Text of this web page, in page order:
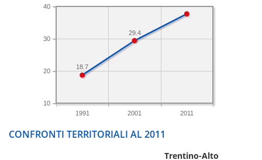
1991 2001 2011
10
20
30
40
29.4
18.7
CONFRONTI TERRITORIALI AL 2011
Trentino-Alto